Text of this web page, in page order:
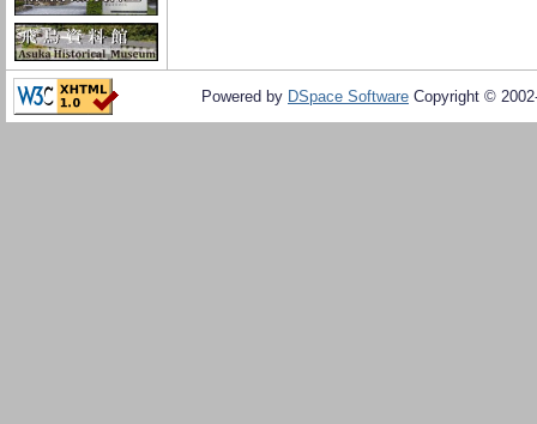
Powered by DSpace Software Copyright ©